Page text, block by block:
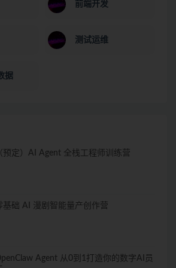
前端开发
测试运维
据
预定）AI Agent 全栈工程师训练营
基础 AI 漫剧智能量产创作营
Agent 从0到1打造你的数字AI员